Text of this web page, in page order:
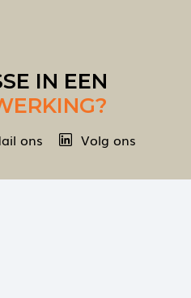
IN EEN
ons Volg ons